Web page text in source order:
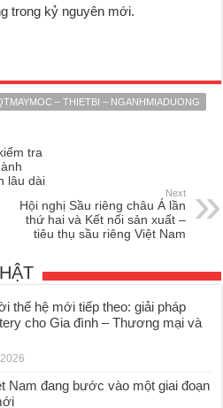
trong kỷ nguyên mới.
– THIETBI – NGANHMIADUONG
tra
lâu dài
Next
Hội nghị Sầu riêng châu Á lần
thứ hai và Kết nối sản xuất –
tiêu thụ sầu riêng Việt Nam
thế hệ mới tiếp theo: giải pháp
cho Gia đình – Thương mại và
Nam đang bước vào một giai đoạn